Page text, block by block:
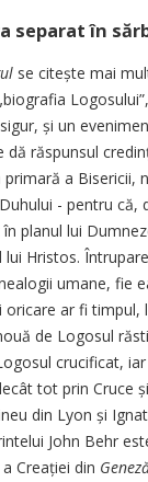
separat în
se citește mai
și un
răspunsul
a
- pentru
planul lui
Hristos.
umane, fie
ar fi
de Logosul
crucificat,
tot prin Cruce
din Lyon și
John Behr
Creației din